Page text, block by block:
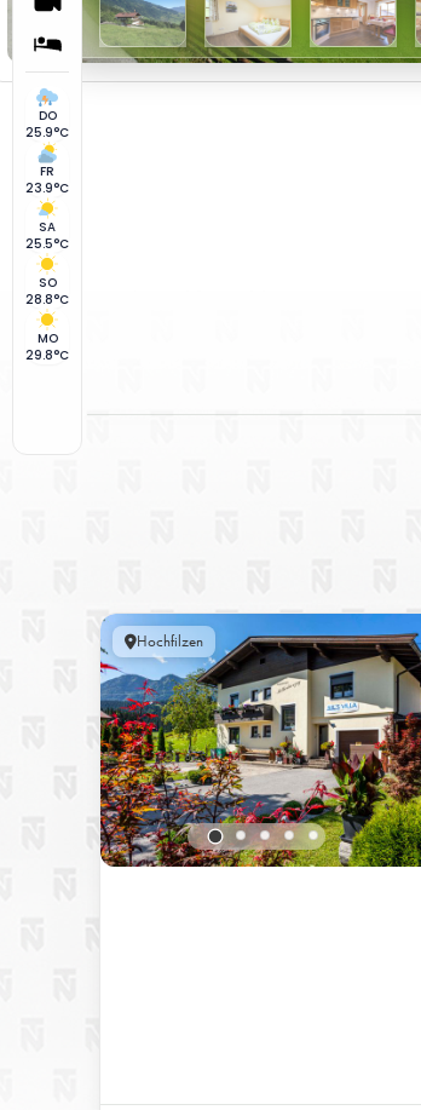
DO
25.9°C
FR
23.9°C
SA
25.5°C
SO
28.8°C
MO
29.8°C
Hochfilzen